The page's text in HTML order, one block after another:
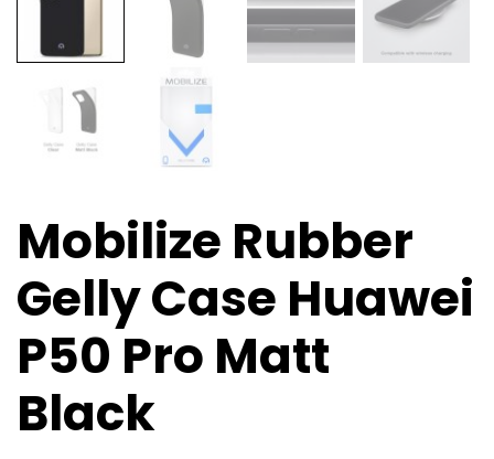
Mobilize Rubber
Gelly Case Huawei
P50 Pro Matt
Black